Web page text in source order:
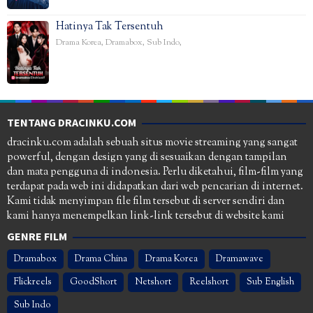
Hatinya Tak Tersentuh
Drama Korea, Dramabox, Sub Indo,
TENTANG DRACINKU.COM
dracinku.com adalah sebuah situs movie streaming yang sangat
powerful, dengan design yang di sesuaikan dengan tampilan
dan mata pengguna di indonesia. Perlu diketahui, film-film yang
terdapat pada web ini didapatkan dari web pencarian di internet.
Kami tidak menyimpan file film tersebut di server sendiri dan
kami hanya menempelkan link-link tersebut di website kami
GENRE FILM
Dramabox Drama China Drama Korea
Dramawave
Flickreels
GoodShort Netshort Reelshort
Sub English
Sub Indo